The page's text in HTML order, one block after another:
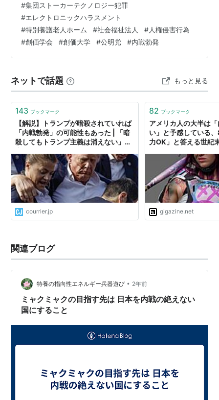
放送方法 仲間の集め方 全てそいつに教わった 機材につ
いてもそいつが全部知っている」 地域で？ 「地域もある
が 気域を跨いだ活動を主にしてる 創価全体のマネジメン
ト係や システムは創価大学が開発している 開発チーム側
や だからシステムで何ができるか よく知っている おそ
#集団ストーカーテクノロジー犯罪
#エレクトロニックハラスメント
#特別養護老人ホーム #社会福祉法人 #人権侵害行為
#創価学会 #創価大学 #公明党 #内戦勃発
ネットで話題 もっと見る
143 ブックマーク
【解説】トランプが暗殺されていれば
「内戦勃発」の可能性もあった | 「暗
殺してもトランプ主義は消えない」米
courrier.jp
82 ブックマーク
アメリカ人の大半は
い」と予感している
力OK」と答える世紀
gigazine.net
関連ブログ
特養の指向性エネルギー兵器遊び • 2年前
ミャクミャクの目指す先は 日本を内戦の絶えない
国にすること